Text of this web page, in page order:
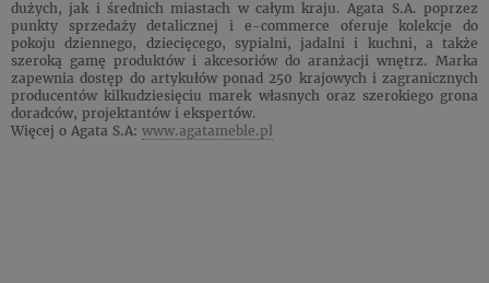
dużych, jak i średnich miastach w całym kraju. Agata S.A. poprzez
punkty sprzedaży detalicznej i e-commerce oferuje kolekcje do
pokoju dziennego, dziecięcego, sypialni, jadalni i kuchni, a także
szeroką gamę produktów i akcesoriów do aranżacji wnętrz. Marka
zapewnia dostęp do artykułów ponad 250 krajowych i zagranicznych
producentów kilkudziesięciu marek własnych oraz szerokiego grona
doradców, projektantów i ekspertów.
Więcej o Agata S.A: www.agatameble.pl